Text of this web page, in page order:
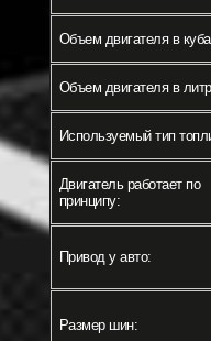
Объем двигателя в
Объем двигателя в
Используемый тип
Двигатель работает по
принципу:
Привод у авто:
Размер шин: